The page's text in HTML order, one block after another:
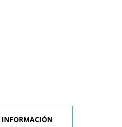
INFORMACIÓN